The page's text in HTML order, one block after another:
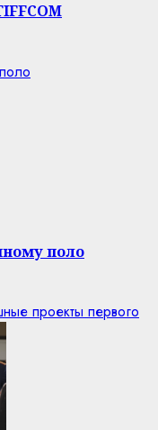
поло
проекты первого